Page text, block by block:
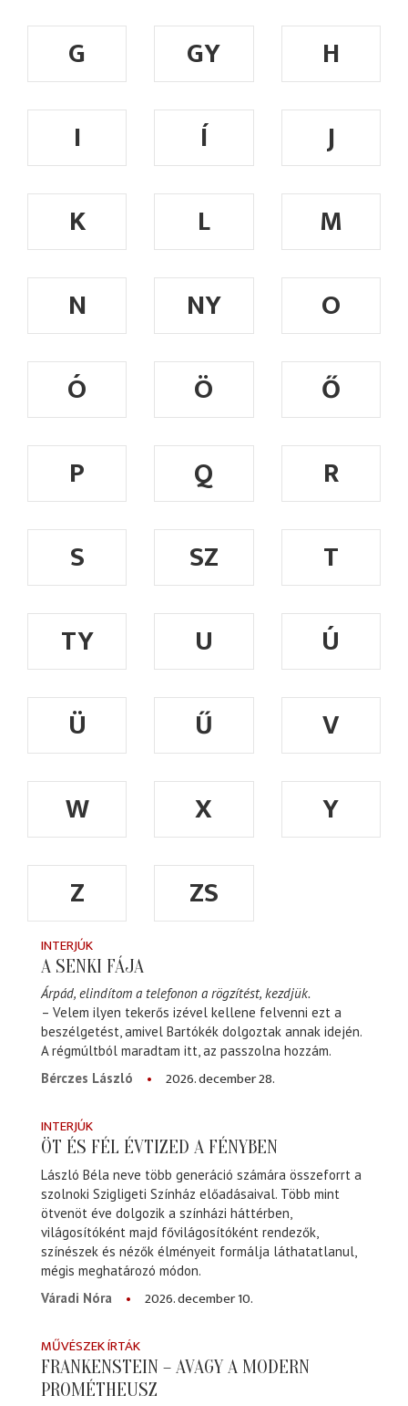
G GY
H
I
Í
J
K
L
M
N
NY
O
Ó
Ö
Ő
P
Q
R
S
SZ
T
TY
U
Ú
Ü
Ű
V
W
X
Y
Z
ZS
INTERJÚK
A SENKI FÁJA
Árpád, elindítom a telefonon a rögzítést, kezdjük.
– Velem ilyen tekerős izével kellene felvenni ezt a
beszélgetést, amivel Bartókék dolgoztak annak idején.
A régmúltból maradtam itt, az passzolna hozzám.
Bérczes László
2026. december 28.
INTERJÚK
ÖT ÉS FÉL ÉVTIZED A FÉNYBEN
László Béla neve több generáció számára összeforrt a
szolnoki Szigligeti Színház előadásaival. Több mint
ötvenöt éve dolgozik a színházi háttérben,
világosítóként majd fővilágosítóként rendezők,
színészek és nézők élményeit formálja láthatatlanul,
mégis meghatározó módon.
Váradi Nóra
2026. december 10.
MŰVÉSZEK ÍRTÁK
FRANKENSTEIN – AVAGY A MODERN
PROMÉTHEUSZ